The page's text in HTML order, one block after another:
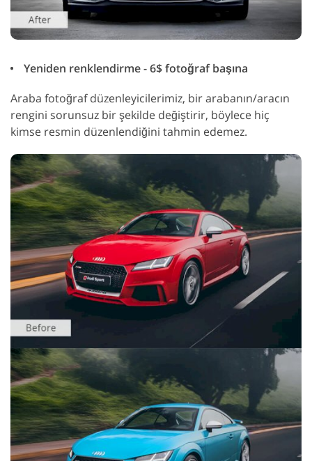
Yeniden renklendirme - 6$ fotoğraf başına
Araba fotoğraf düzenleyicilerimiz, bir arabanın/aracın
rengini sorunsuz bir şekilde değiştirir, böylece hiç
kimse resmin düzenlendiğini tahmin edemez.